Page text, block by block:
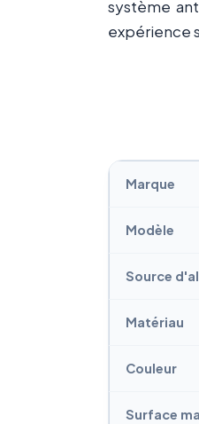
système
expérience
Marque
Modèle
Source
Matériau
Couleur
Surface